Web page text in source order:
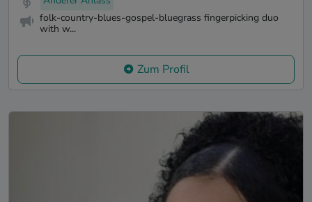
folk-country-blues-gospel-bluegrass fingerpicking duo
with w...
Zum Profil